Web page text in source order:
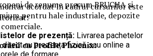
de renume precum BRUCHA și
pentru hale industriale, depozite
cu Profile Phoenix:
acordat în cadrul cursurilor este
de prezență: Livrarea pachetelor
cu prezența fizică sau online a